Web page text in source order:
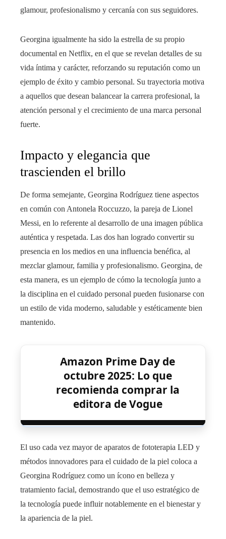
glamour, profesionalismo y cercanía con sus seguidores.
Georgina igualmente ha sido la estrella de su propio
documental en Netflix, en el que se revelan detalles de su
vida íntima y carácter, reforzando su reputación como un
ejemplo de éxito y cambio personal. Su trayectoria motiva
a aquellos que desean balancear la carrera profesional, la
atención personal y el crecimiento de una marca personal
fuerte.
Impacto y elegancia que
trascienden el brillo
De forma semejante, Georgina Rodríguez tiene aspectos
en común con Antonela Roccuzzo, la pareja de Lionel
Messi, en lo referente al desarrollo de una imagen pública
auténtica y respetada. Las dos han logrado convertir su
presencia en los medios en una influencia benéfica, al
mezclar glamour, familia y profesionalismo. Georgina, de
esta manera, es un ejemplo de cómo la tecnología junto a
la disciplina en el cuidado personal pueden fusionarse con
un estilo de vida moderno, saludable y estéticamente bien
mantenido.
Amazon Prime Day de
octubre 2025: Lo que
recomienda comprar la
editora de Vogue
El uso cada vez mayor de aparatos de fototerapia LED y
métodos innovadores para el cuidado de la piel coloca a
Georgina Rodríguez como un ícono en belleza y
tratamiento facial, demostrando que el uso estratégico de
la tecnología puede influir notablemente en el bienestar y
la apariencia de la piel.